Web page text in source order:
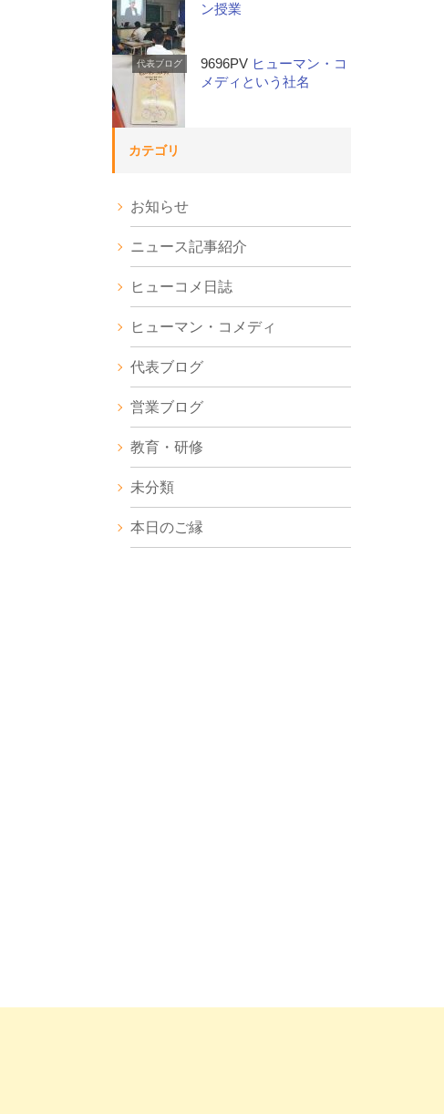
ン授業
代表ブログ 9696PV ヒューマン・コ
メディという社名
カテゴリ
お知らせ
ニュース記事紹介
ヒューコメ日誌
ヒューマン・コメディ
代表ブログ
営業ブログ
教育・研修
未分類
本日のご縁